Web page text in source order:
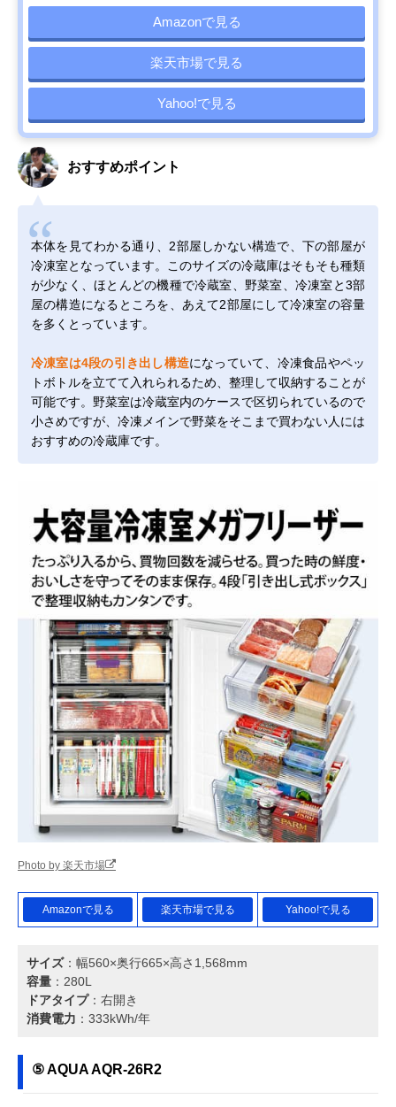
Amazonで見る
楽天市場で見る
Yahoo!で見る
おすすめポイント
本体を見てわかる通り、2部屋しかない構造で、下の部屋が
冷凍室となっています。このサイズの冷蔵庫はそもそも種類
が少なく、ほとんどの機種で冷蔵室、野菜室、冷凍室と3部
屋の構造になるところを、あえて2部屋にして冷凍室の容量
を多くとっています。
冷凍室は4段の引き出し構造になっていて、冷凍食品やペッ
トボトルを立てて入れられるため、整理して収納することが
可能です。野菜室は冷蔵室内のケースで区切られているので
小さめですが、冷凍メインで野菜をそこまで買わない人には
おすすめの冷蔵庫です。
Photo by 楽天市場
Amazonで見る 楽天市場で見る Yahoo!で見る
サイズ：幅560×奥行665×高さ1,568mm
容量 ：280L
ドアタイプ：右開き
消費電力 ：333kWh/年
⑤ AQUA AQR-26R2